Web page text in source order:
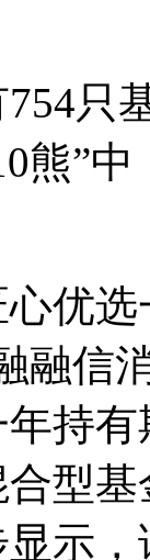
只
熊”
优
融信
持
型
示